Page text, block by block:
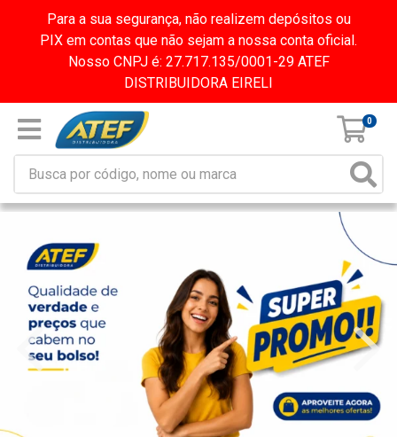
Para a sua segurança, não realizem depósitos ou
PIX em contas que não sejam a nossa conta oficial.
Nosso CNPJ é: 27.717.135/0001-29 ATEF
DISTRIBUIDORA EIRELI
0